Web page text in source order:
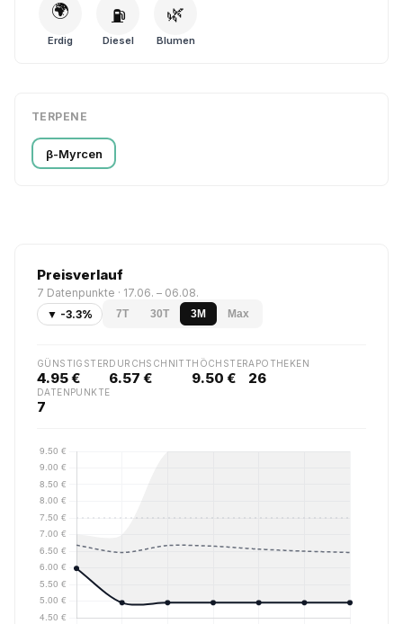
🌍
Erdig
⛽
Diesel
🌿
Blumen
TERPENE
β-Myrcen
Preisverlauf
7 Datenpunkte · 17.06. – 06.08.
▼ -3.3%
7T 30T 3M Max
GÜNSTIGSTER
4.95 €
DURCHSCHNITT
6.57 €
HÖCHSTER
9.50 €
APOTHEKEN
26
DATENPUNKTE
7